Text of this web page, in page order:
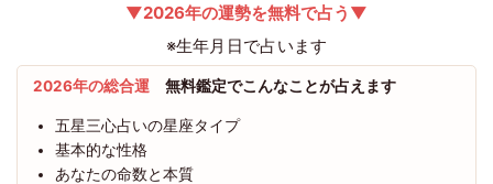
▼2026年の運勢を無料で占う▼
※生年月日で占います
2026年の総合運無料鑑定でこんなことが占えます
五星三心占いの星座タイプ
基本的な性格
あなたの命数と本質